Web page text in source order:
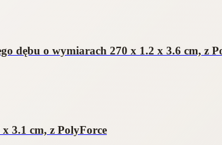
dębu o wymiarach 270 x 1.2 x 3.6 cm, z
3.1 cm, z PolyForce